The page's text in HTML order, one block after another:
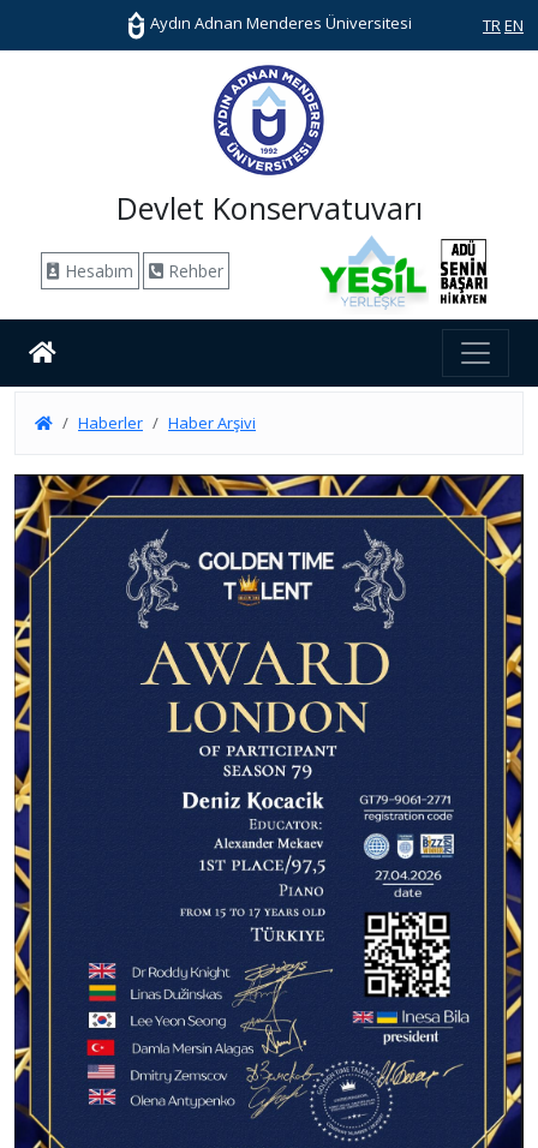
Aydın Adnan Menderes Üniversitesi TR EN
Devlet Konservatuvarı
Hesabım Rehber
Haberler Haber Arşivi